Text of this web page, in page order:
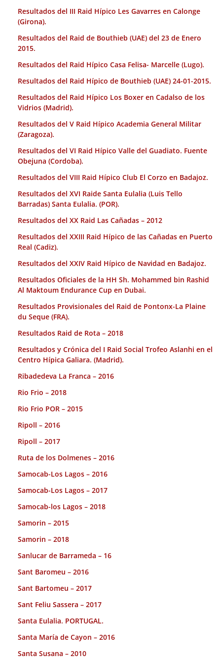
Resultados del III Raid Hípico Les Gavarres en Calonge
(Girona).
Resultados del Raid de Bouthieb (UAE) del 23 de Enero
2015.
Resultados del Raid Hípico Casa Felisa- Marcelle (Lugo).
Resultados del Raid Hípico de Bouthieb (UAE) 24-01-2015.
Resultados del Raid Hípico Los Boxer en Cadalso de los
Vidrios (Madrid).
Resultados del V Raid Hípico Academia General Militar
(Zaragoza).
Resultados del VI Raid Hípico Valle del Guadiato. Fuente
Obejuna (Cordoba).
Resultados del VIII Raid Hípico Club El Corzo en Badajoz.
Resultados del XVI Raide Santa Eulalia (Luis Tello
Barradas) Santa Eulalia. (POR).
Resultados del XX Raid Las Cañadas – 2012
Resultados del XXIII Raid Hípico de las Cañadas en Puerto
Real (Cadiz).
Resultados del XXIV Raid Hípico de Navidad en Badajoz.
Resultados Oficiales de la HH Sh. Mohammed bin Rashid
Al Maktoum Endurance Cup en Dubai.
Resultados Provisionales del Raid de Pontonx-La Plaine
du Seque (FRA).
Resultados Raid de Rota – 2018
Resultados y Crónica del I Raid Social Trofeo Aslanhi en el
Centro Hípica Galiara. (Madrid).
Ribadedeva La Franca – 2016
Rio Frio – 2018
Rio Frio POR – 2015
Ripoll – 2016
Ripoll – 2017
Ruta de los Dolmenes – 2016
Samocab-Los Lagos – 2016
Samocab-Los Lagos – 2017
Samocab-los Lagos – 2018
Samorin – 2015
Samorin – 2018
Sanlucar de Barrameda – 16
Sant Baromeu – 2016
Sant Bartomeu – 2017
Sant Feliu Sassera – 2017
Santa Eulalia. PORTUGAL.
Santa María de Cayon – 2016
Santa Susana – 2010